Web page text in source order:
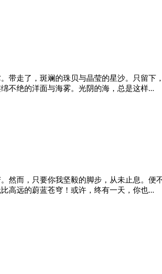
带走了，斑斓的珠贝与晶莹的星沙。只留
不绝的洋面与海雾。光阴的海，总是这样...
然而，只要你我坚毅的脚步，从未止息。
高远的蔚蓝苍穹！或许，终有一天，你也...